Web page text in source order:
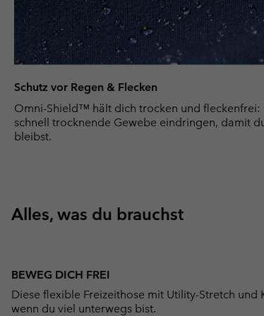
Schutz vor Regen & Flecken
Omni-Shield™ hält dich trocken und fleckenfrei:
schnell trocknende Gewebe eindringen, damit
bleibst.
Alles, was du brauchst
BEWEG DICH FREI
Diese flexible Freizeithose mit Utility-Stretch
wenn du viel unterwegs bist.